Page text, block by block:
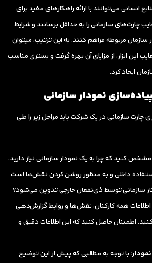
انسانی می‌توانند با ارائه راهکارهای مفید برای
چارت‌های سازمانی را به حداقل برسانند و شرایط
استفاده از این ابزار را در سازمان مربوطه فراهم کنند. به این ترتیب، می‎توان
این ابزار، از مزایای آن بهره گرفت و بستری مناسب
ایجاد کرد.
نمودار سازمانی
چارت سازمانی در یک شرکت باید مراحل زیر را طی
مشخص کنید که چرا به یک نمودار سازمانی نیاز دارید.
استفاده داخلی و به منظور روشن کردن نقش‌ها است
سازمانی توسط ذی‌نفعان خارجی تدوین می‌شود؟
اطلاعات همه کارکنان، نقش‌ها و روابط گزارش‌دهی
اطمینان حاصل کنید که این اطلاعات دقیق و
با توجه به مطالبی که پیش از این توضیح